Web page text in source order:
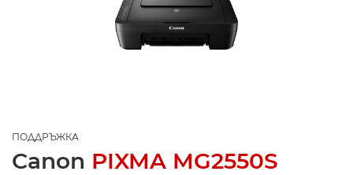
ПОДДРЪЖКА
Canon PIXMA MG2550S